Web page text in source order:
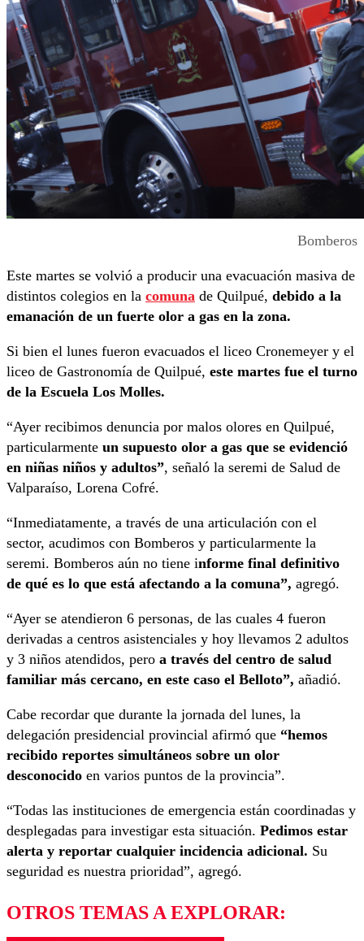
Bomberos
Este martes se volvió a producir una evacuación masiva de
distintos colegios en la comuna de Quilpué, debido a la
emanación de un fuerte olor a gas en la zona.
Si bien el lunes fueron evacuados el liceo Cronemeyer y el
liceo de Gastronomía de Quilpué, este martes fue el turno
de la Escuela Los Molles.
“Ayer recibimos denuncia por malos olores en Quilpué,
particularmente un supuesto olor a gas que se evidenció
en niñas niños y adultos”, señaló la seremi de Salud de
Valparaíso, Lorena Cofré.
“Inmediatamente, a través de una articulación con el
sector, acudimos con Bomberos y particularmente la
seremi. Bomberos aún no tiene informe final definitivo
de qué es lo que está afectando a la comuna”, agregó.
“Ayer se atendieron 6 personas, de las cuales 4 fueron
derivadas a centros asistenciales y hoy llevamos 2 adultos
y 3 niños atendidos, pero a través del centro de salud
familiar más cercano, en este caso el Belloto”, añadió.
Cabe recordar que durante la jornada del lunes, la
delegación presidencial provincial afirmó que “hemos
recibido reportes simultáneos sobre un olor
desconocido en varios puntos de la provincia”.
“Todas las instituciones de emergencia están coordinadas y
desplegadas para investigar esta situación. Pedimos estar
alerta y reportar cualquier incidencia adicional. Su
seguridad es nuestra prioridad”, agregó.
OTROS TEMAS A EXPLORAR: